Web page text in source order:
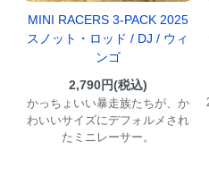
MINI RACERS 3-PACK 2025
スノット・ロッド / DJ / ウィ
ンゴ
2,790円(税込)
かっちょいい暴走族たちが、か
わいいサイズにデフォルメされ
たミニレーサー。